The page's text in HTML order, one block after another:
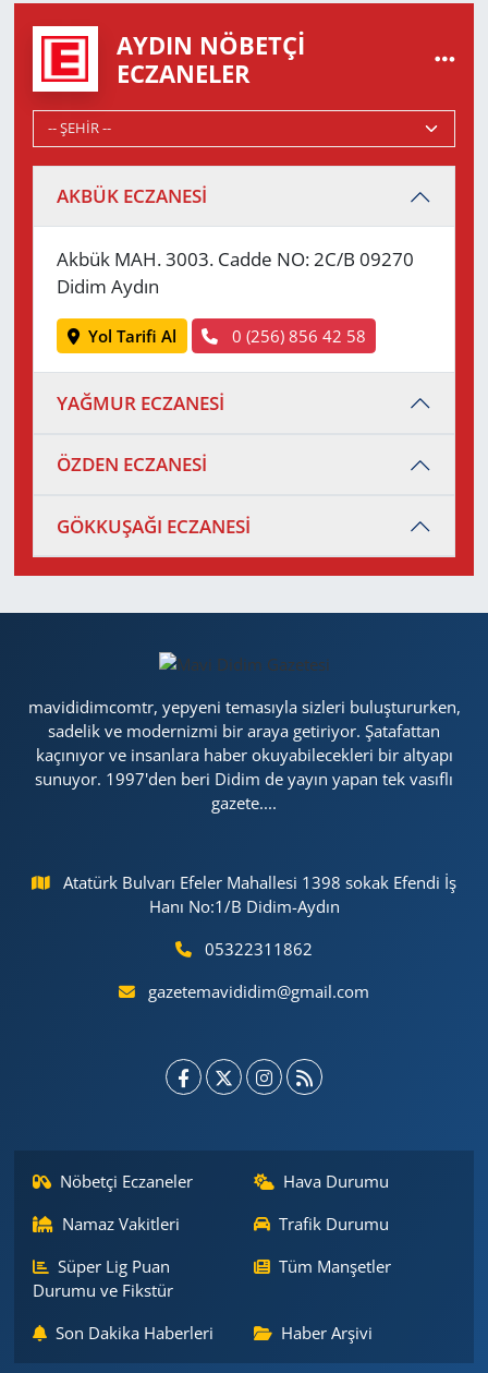
AYDIN NÖBETÇI
ECZANELER
AKBÜK ECZANESİ
Akbük MAH. 3003. Cadde NO: 2C/B 09270
Didim Aydın
Yol Tarifi Al 0 (256) 856 42 58
YAĞMUR ECZANESİ
ÖZDEN ECZANESİ
GÖKKUŞAĞI ECZANESİ
mavididimcomtr, yepyeni temasıyla sizleri buluştururken,
sadelik ve modernizmi bir araya getiriyor. Şatafattan
kaçınıyor ve insanlara haber okuyabilecekleri bir altyapı
sunuyor. 1997'den beri Didim de yayın yapan tek vasıflı
gazete....
Atatürk Bulvarı Efeler Mahallesi 1398 sokak Efendi İş
Hanı No:1/B Didim-Aydın
05322311862
gazetemavididim@gmail.com
Nöbetçi Eczaneler
Hava Durumu
Namaz Vakitleri
Trafik Durumu
Süper Lig Puan
Durumu ve Fikstür
Tüm Manşetler
Son Dakika Haberleri Haber Arşivi